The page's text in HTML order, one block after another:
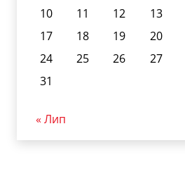
10
11 12 13
17
18 19 20
24
25 26 27
31
« Лип